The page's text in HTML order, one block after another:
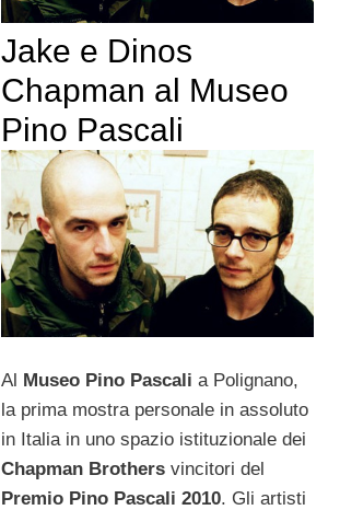
Jake e Dinos
Chapman al Museo
Pino Pascali
Al Museo Pino Pascali a Polignano,
la prima mostra personale in assoluto
in Italia in uno spazio istituzionale dei
Chapman Brothersvincitori del
Premio Pino Pascali 2010. Gli artisti